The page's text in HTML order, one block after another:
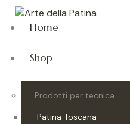
Home
Shop
Prodotti per tecnica
Patina Toscana